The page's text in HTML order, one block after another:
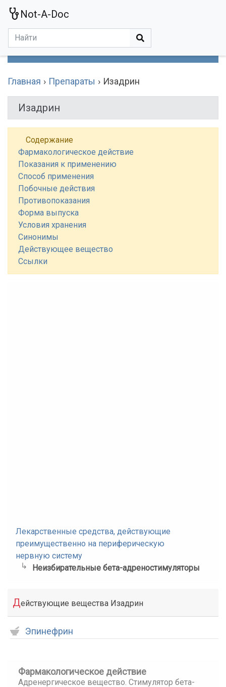
Not-A-Doc
Главная Препараты Изадрин
Изадрин
Содержание
Фармакологическое действие
Показания к применению
Способ применения
Побочные действия
Противопоказания
Форма выпуска
Условия хранения
Синонимы
Действующее вещество
Ссылки
Лекарственные средства, действующие
преимущественно на периферическую
нервную систему
Неизбирательные бета-адреностимуляторы
Действующие вещества Изадрин
Эпинефрин
Фармакологическое действие
Адренергическое вещество. Стимулятор бета-